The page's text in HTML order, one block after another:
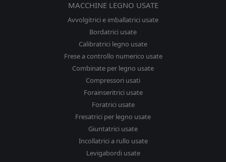
MACCHINE LEGNO USATE
Avvolgitrici e imballatrici usate
Bordatrici usate
Calibratrici legno usate
Frese a controllo numerico usate
Combinate per legno usate
Compressori usati
Forainseritrici usate
Foratrici usate
Fresatrici per legno usate
Giuntatrici usate
Incollatrici a rullo usate
Levigabordi usate